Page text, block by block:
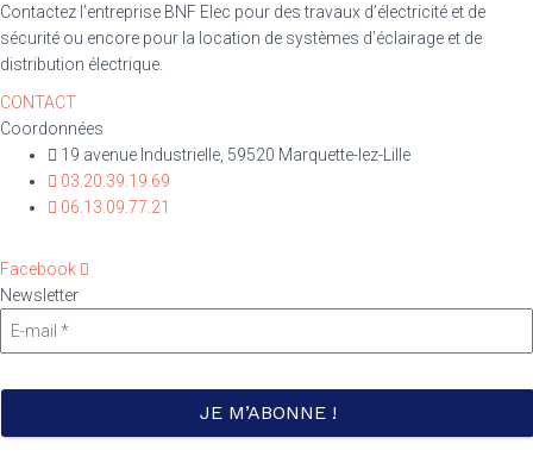
Contactez l’entreprise BNF Elec pour des travaux d’électricité et de
sécurité ou encore pour la location de systèmes d’éclairage et de
distribution électrique.
CONTACT
Coordonnées
19 avenue Industrielle, 59520 Marquette-lez-Lille
03.20.39.19.69
06.13.09.77.21
Facebook
Newsletter